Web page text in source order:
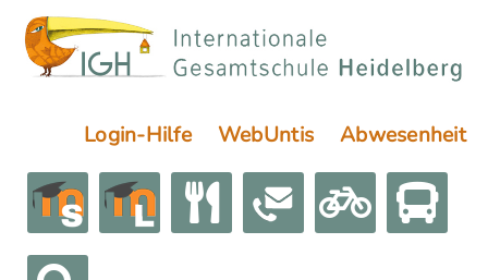
Login-Hilfe WebUntis Abwesenheit